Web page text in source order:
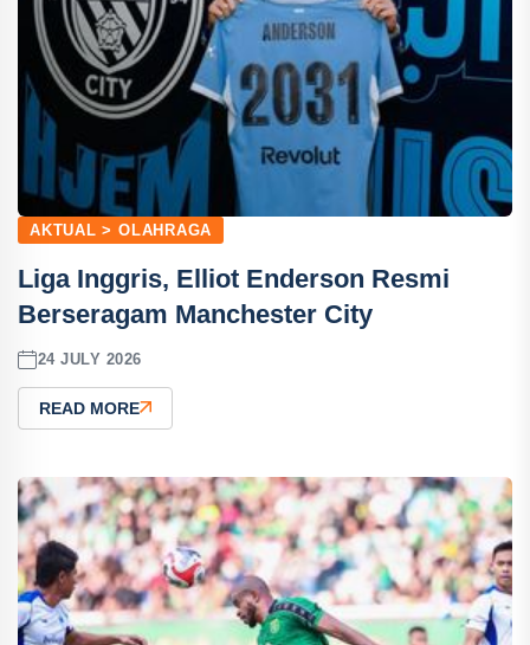
AKTUAL > OLAHRAGA
Liga Inggris, Elliot Enderson Resmi
Berseragam Manchester City
24 JULY 2026
READ MORE